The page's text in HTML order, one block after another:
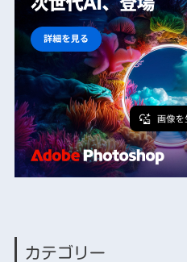
カテゴリー